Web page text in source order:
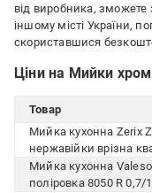
від виробника, зможете
іншому місті України,
скориставшися
Ціни на Мийки
Товар
Мийка кухонна Zerix
нержавійки врізна
Мийка кухонна
поліровка 8050 R